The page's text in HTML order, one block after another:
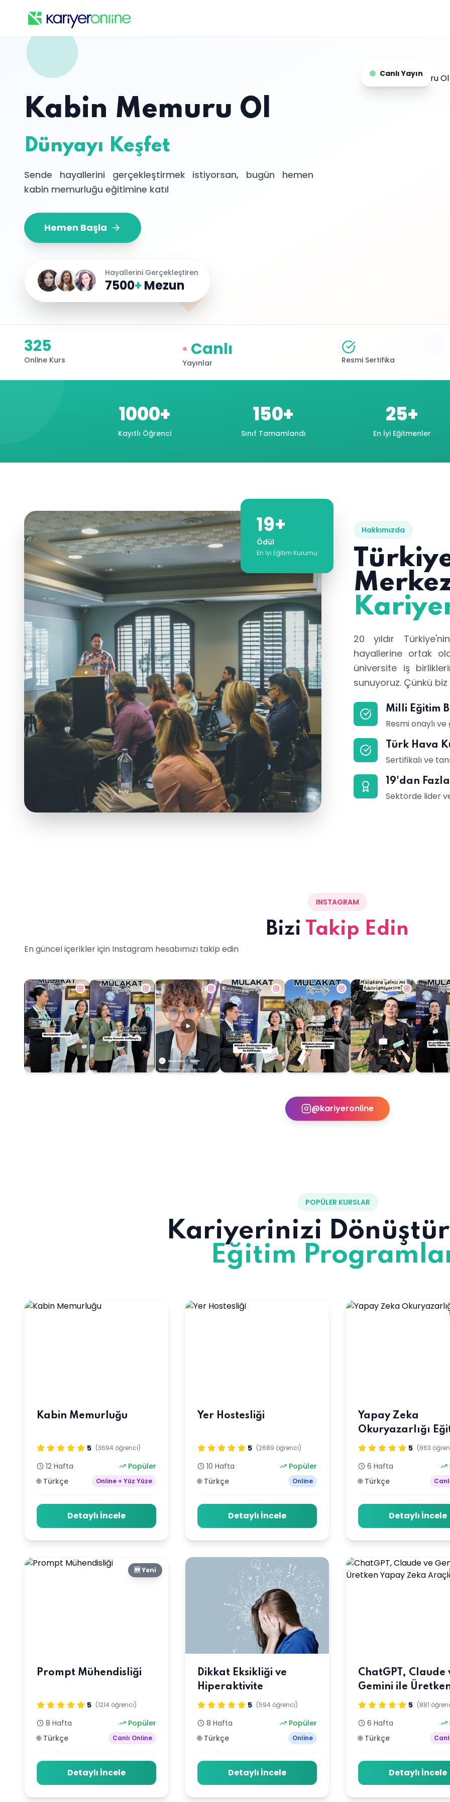
Kabin Memuru Ol
Dünyayı Keşfet
Sende hayallerini gerçekleştirmek istiyorsan, bugün hemen
kabin memurluğu eğitimine katıl
Hemen Başla
Hayallerini Gerçekleştiren
7500+ Mezun
Canlı Yayın
325
Online Kurs
Canlı
Yayınlar Resmi Sertifika
1000+
Kayıtlı Öğrenci
150+
Sınıf Tamamlandı
25+
En İyi Eğitmenler
19+
Ödül
En İyi Eğitim Kurumu
Hakkımızda
20 yıldır
hayallerine ortak
üniversite iş
sunuyoruz. Çünkü
Milli Eğitim
Resmi onaylı
Türk Hava
Sertifikalı ve
19'dan
Sektörde lider
INSTAGRAM
Bizi Takip Edin
En güncel içerikler için Instagram hesabımızı takip edin
@kariyeronline
POPÜLER KURSLAR
Kariyerinizi
Eğitim
Kabin Memurluğu
5 (3694 öğrenci)
12 Hafta
Popüler
🌐 Türkçe
Online + Yüz Yüze
Detaylı İncele
Yer Hostesliği
5 (2689 öğrenci)
10 Hafta
Popüler
🌐 Türkçe
Online
Detaylı İncele
Yapay Zeka
Okuryazarlığı
5 (863
6 Hafta
🌐 Türkçe
Detaylı İncele
🆕 Yeni
Prompt Mühendisliği
5 (1214 öğrenci)
8 Hafta
Popüler
🌐 Türkçe
Canlı Online
Detaylı İncele
Dikkat Eksikliği ve
Hiperaktivite
5 (594 öğrenci)
8 Hafta
Popüler
🌐 Türkçe
Online
Detaylı İncele
ChatGPT, Claude
Gemini ile
Yapay Zeka
5 (881
6 Hafta
🌐 Türkçe
Detaylı İncele